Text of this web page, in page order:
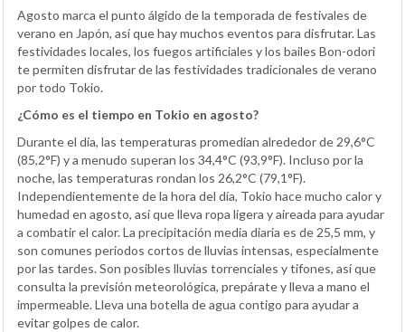
Agosto marca el punto álgido de la temporada de festivales de
verano en Japón, así que hay muchos eventos para disfrutar. Las
festividades locales, los fuegos artificiales y los bailes Bon-odori
te permiten disfrutar de las festividades tradicionales de verano
por todo Tokio.
¿Cómo es el tiempo en Tokio en agosto?
Durante el día, las temperaturas promedian alrededor de 29,6°C
(85,2°F) y a menudo superan los 34,4°C (93,9°F). Incluso por la
noche, las temperaturas rondan los 26,2°C (79,1°F).
Independientemente de la hora del día, Tokio hace mucho calor y
humedad en agosto, así que lleva ropa ligera y aireada para ayudar
a combatir el calor. La precipitación media diaria es de 25,5 mm, y
son comunes periodos cortos de lluvias intensas, especialmente
por las tardes. Son posibles lluvias torrenciales y tifones, así que
consulta la previsión meteorológica, prepárate y lleva a mano el
impermeable. Lleva una botella de agua contigo para ayudar a
evitar golpes de calor.